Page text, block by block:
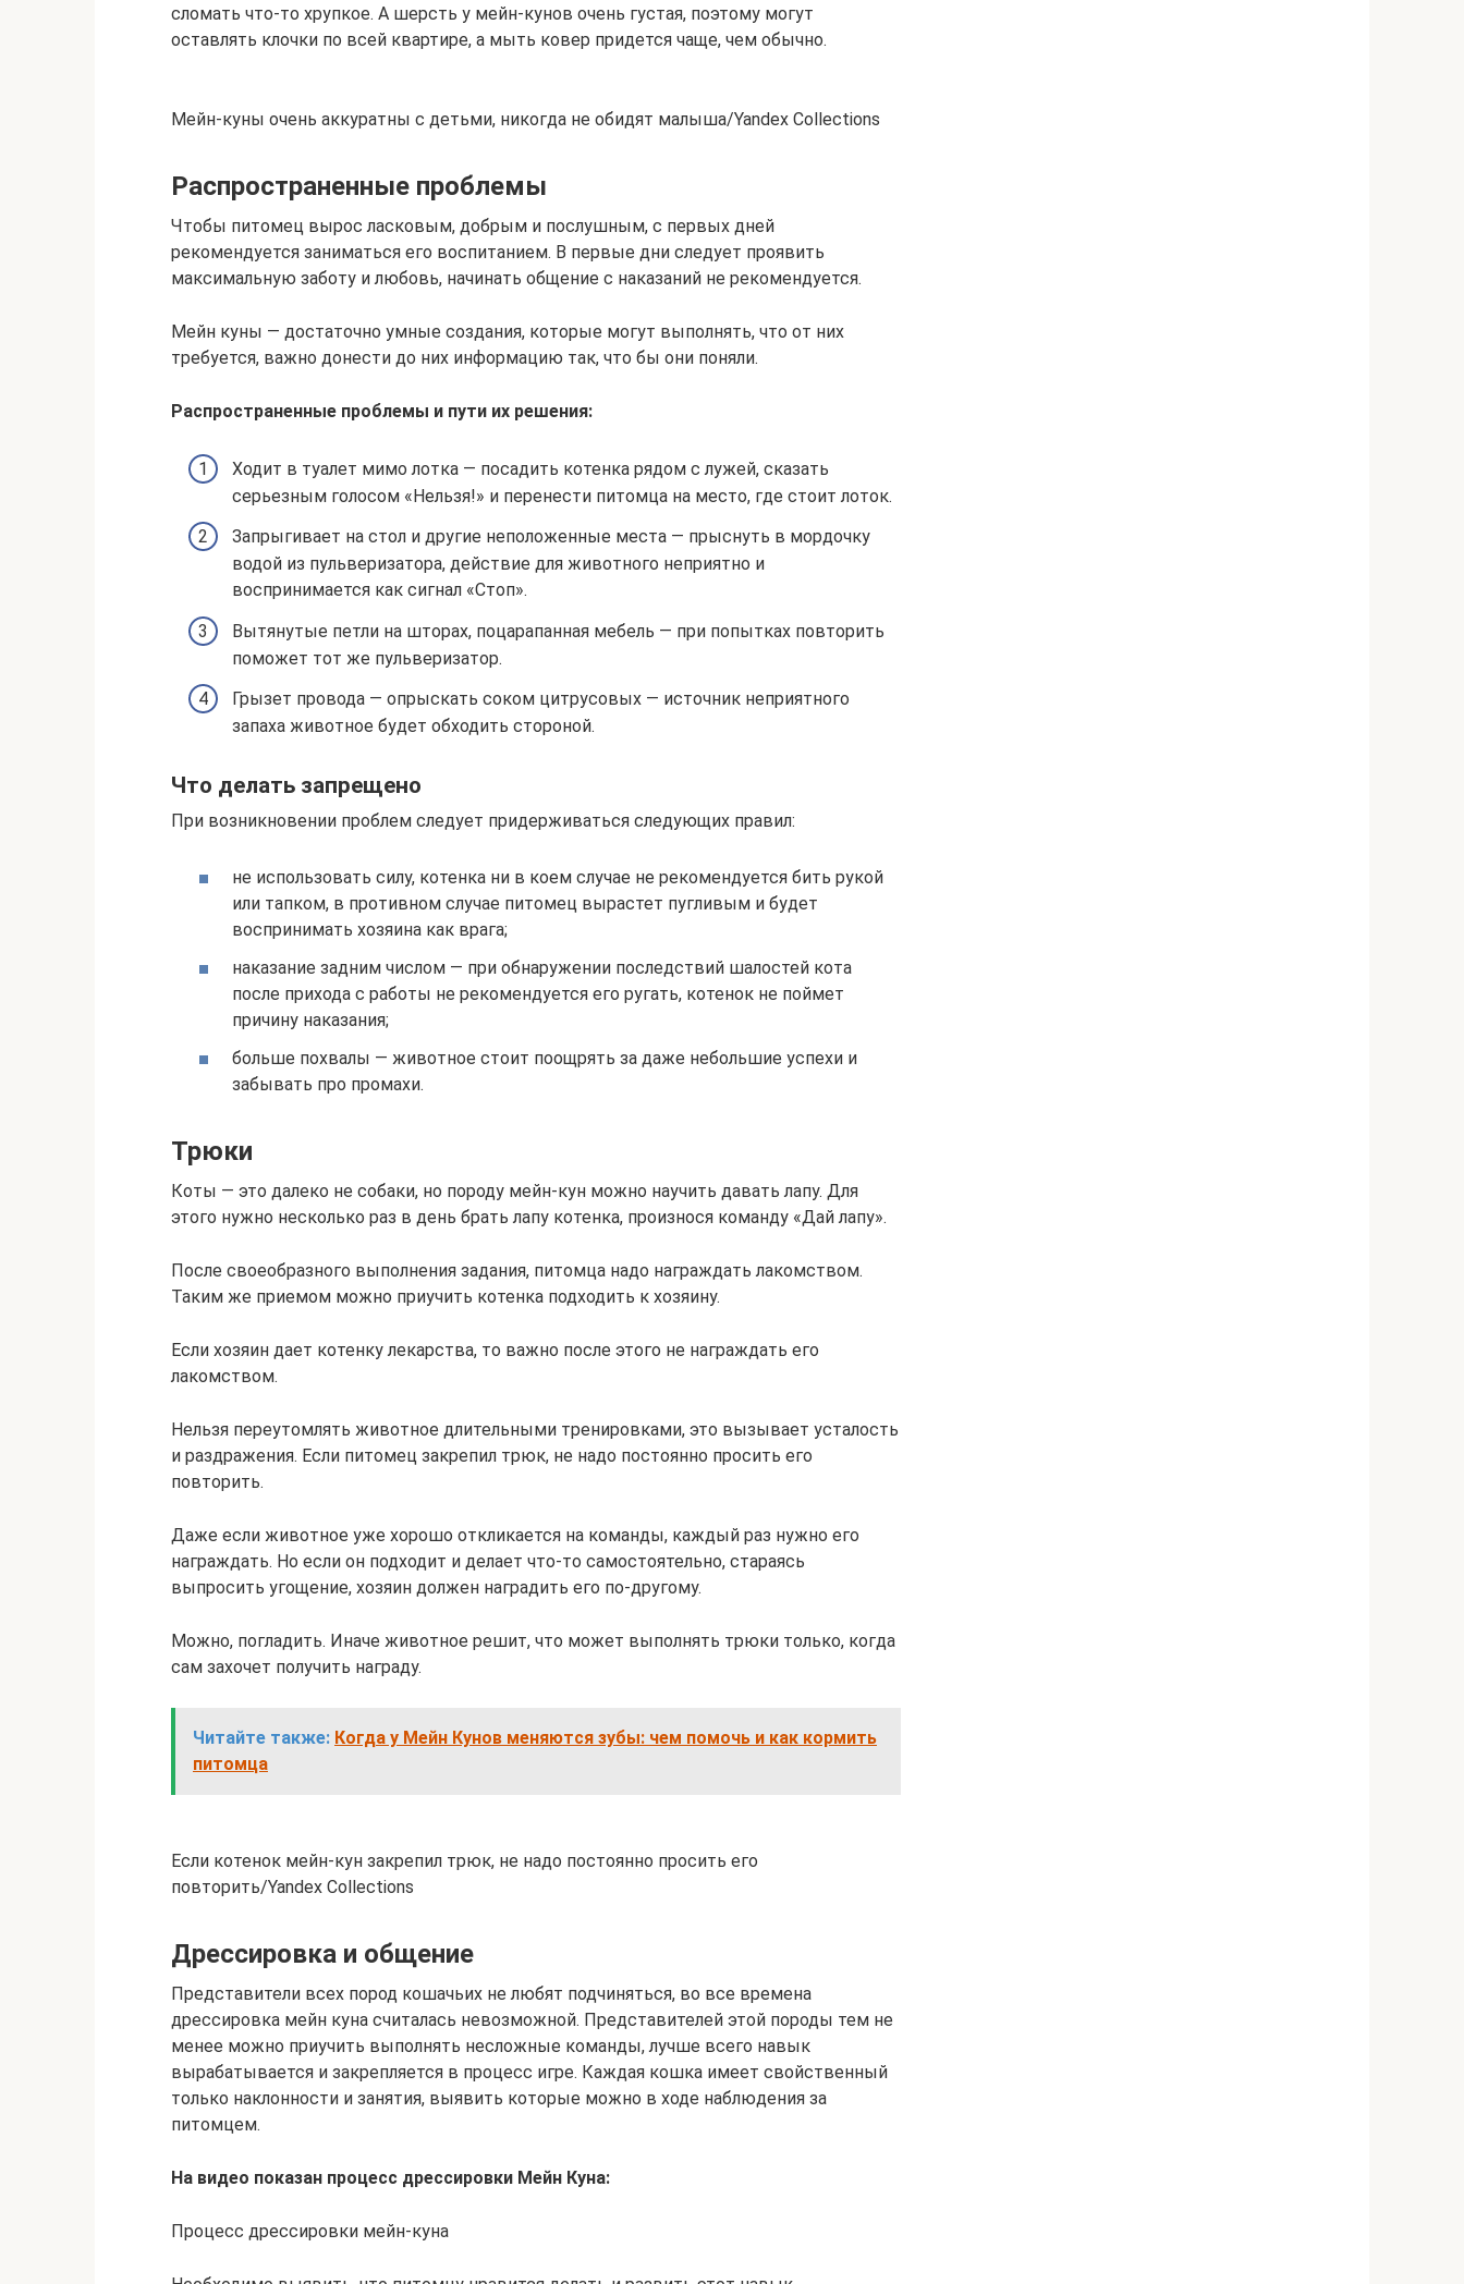
сломать что-то хрупкое. А шерсть у мейн-кунов очень густая, поэтому могут
оставлять клочки по всей квартире, а мыть ковер придется чаще, чем обычно.
Мейн-куны очень аккуратны с детьми, никогда не обидят малыша/Yandex Collections
Распространенные проблемы
Чтобы питомец вырос ласковым, добрым и послушным, с первых дней
рекомендуется заниматься его воспитанием. В первые дни следует проявить
максимальную заботу и любовь, начинать общение с наказаний не рекомендуется.
Мейн куны — достаточно умные создания, которые могут выполнять, что от них
требуется, важно донести до них информацию так, что бы они поняли.
Распространенные проблемы и пути их решения:
Ходит в туалет мимо лотка — посадить котенка рядом с лужей, сказать
серьезным голосом «Нельзя!» и перенести питомца на место, где стоит лоток.
Запрыгивает на стол и другие неположенные места — прыснуть в мордочку
водой из пульверизатора, действие для животного неприятно и
воспринимается как сигнал «Стоп».
Вытянутые петли на шторах, поцарапанная мебель — при попытках повторить
поможет тот же пульверизатор.
Грызет провода — опрыскать соком цитрусовых — источник неприятного
запаха животное будет обходить стороной.
Что делать запрещено
При возникновении проблем следует придерживаться следующих правил:
не использовать силу, котенка ни в коем случае не рекомендуется бить рукой
или тапком, в противном случае питомец вырастет пугливым и будет
воспринимать хозяина как врага;
наказание задним числом — при обнаружении последствий шалостей кота
после прихода с работы не рекомендуется его ругать, котенок не поймет
причину наказания;
больше похвалы — животное стоит поощрять за даже небольшие успехи и
забывать про промахи.
Трюки
Коты — это далеко не собаки, но породу мейн-кун можно научить давать лапу. Для
этого нужно несколько раз в день брать лапу котенка, произнося команду «Дай лапу».
После своеобразного выполнения задания, питомца надо награждать лакомством.
Таким же приемом можно приучить котенка подходить к хозяину.
Если хозяин дает котенку лекарства, то важно после этого не награждать его
лакомством.
Нельзя переутомлять животное длительными тренировками, это вызывает усталость
и раздражения. Если питомец закрепил трюк, не надо постоянно просить его
повторить.
Даже если животное уже хорошо откликается на команды, каждый раз нужно его
награждать. Но если он подходит и делает что-то самостоятельно, стараясь
выпросить угощение, хозяин должен наградить его по-другому.
Можно, погладить. Иначе животное решит, что может выполнять трюки только, когда
сам захочет получить награду.
Читайте также: Когда у Мейн Кунов меняются зубы: чем помочь и как кормить
питомца
Если котенок мейн-кун закрепил трюк, не надо постоянно просить его
повторить/Yandex Collections
Дрессировка и общение
Представители всех пород кошачьих не любят подчиняться, во все времена
дрессировка мейн куна считалась невозможной. Представителей этой породы тем не
менее можно приучить выполнять несложные команды, лучше всего навык
вырабатывается и закрепляется в процесс игре. Каждая кошка имеет свойственный
только наклонности и занятия, выявить которые можно в ходе наблюдения за
питомцем.
На видео показан процесс дрессировки Мейн Куна:
Процесс дрессировки мейн-куна